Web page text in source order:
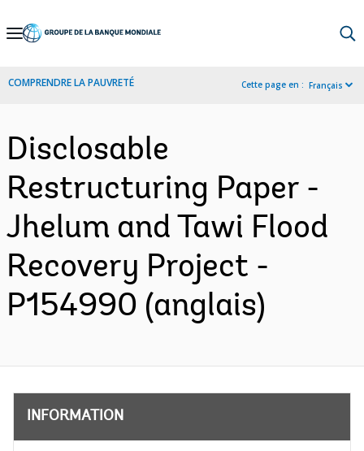
Skip
Navigation
COMPRENDRE LA PAUVRETÉ Cette page en : Français
Disclosable
Restructuring Paper -
Jhelum and Tawi Flood
Recovery Project -
P154990 (anglais)
INFORMATION